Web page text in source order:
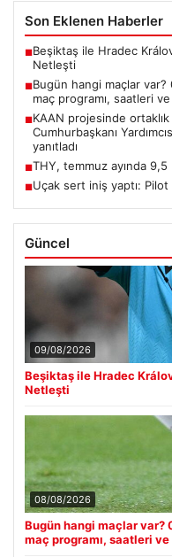
Son Eklenen Haberler
■Beşiktaş ile Hradec
Netleşti
■Bugün hangi maçlar
maç programı, saatleri ve
■KAAN projesinde
Cumhurbaşkanı
yanıtladı
■THY, temmuz ayında 9,5
■Uçak sert iniş yaptı: Pilot
Güncel
09/08/2026
Beşiktaş ile Hradec
Netleşti
08/08/2026
Bugün hangi maçlar var?
maç programı, saatleri ve